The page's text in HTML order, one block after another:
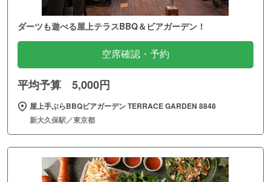
ダーツも遊べる屋上テラスBBQ＆ビアガーデン！
空席確認・予約
平均予算 5,000円
屋上手ぶらBBQビアガーデン TERRACE GARDEN 8848
新大久保駅／東京都